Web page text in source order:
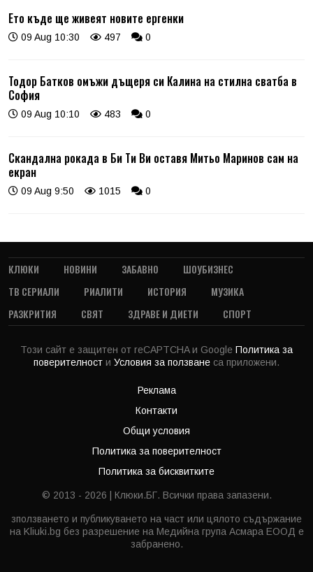
Ето къде ще живеят новите ергенки
09 Aug 10:30 497 0
Тодор Батков омъжи дъщеря си Калина на стилна сватба в
София
09 Aug 10:10 483 0
Скандална рокада в Би Ти Ви оставя Митьо Маринов сам на
екран
09 Aug 9:50 1015 0
КЛЮКИ НОВИНИ ЗАБАВНО
ШОУБИЗНЕС
ТВ СЕРИАЛИ
РИАЛИТИ ИСТОРИЯ
МУЗИКА
РАЗКРИТИЯ
СВЯТ ЗДРАВЕ И ДИЕТИ СПОРТ
Този сайт е защитен от reCAPTCHA и Google Политика за
поверителност и Условия за ползване са приложени.
Реклама
Контакти
Общи условия
Политика за поверителност
Политика за бисквитките
© 2013 - 2026 | Клюки.БГ. Всички права запазени.
зползването и публикуването на част или цялото съдържание
на Kliuki.bg без разрешение на Медийна група Асмара ЕООД е
забранено.